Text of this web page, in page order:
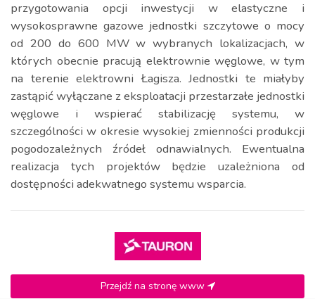
przygotowania opcji inwestycji w elastyczne i
wysokosprawne gazowe jednostki szczytowe o mocy
od 200 do 600 MW w wybranych lokalizacjach, w
których obecnie pracują elektrownie węglowe, w tym
na terenie elektrowni Łagisza. Jednostki te miałyby
zastąpić wyłączane z eksploatacji przestarzałe jednostki
węglowe i wspierać stabilizację systemu, w
szczególności w okresie wysokiej zmienności produkcji
pogodozależnych źródeł odnawialnych. Ewentualna
realizacja tych projektów będzie uzależniona od
dostępności adekwatnego systemu wsparcia.
Przejdź na stronę www